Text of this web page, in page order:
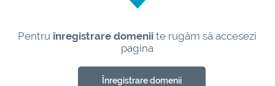
Pentruînregistrare domenii te rugăm să accesezi
pagina
Înregistrare domenii